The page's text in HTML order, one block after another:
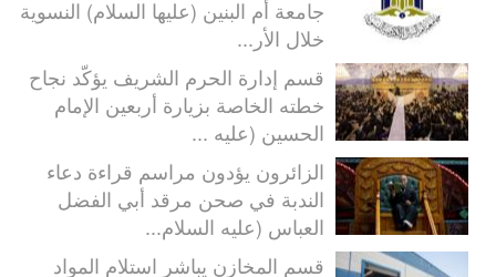
جامعة أم البنين (عليها السلام) النسوية
خلال الأر...
قسم إدارة الحرم الشريف يؤكّد نجاح
خطته الخاصة بزيارة أربعين الإمام
الحسين (عليه ...
الزائرون يؤدون مراسم قراءة دعاء
الندبة في صحن مرقد أبي الفضل
العباس (عليه السلام...
قسم المخازن يباشر استلام المواد